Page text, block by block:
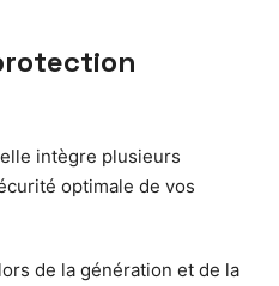
intègre plusieurs
optimale de vos
de la génération et de la